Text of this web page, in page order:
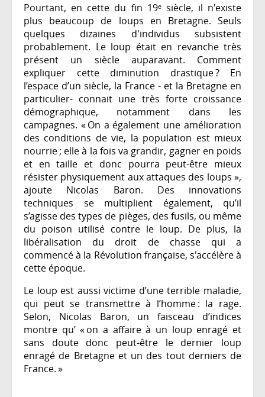
Pourtant, en cette du fin 19ᵉ siècle, il n'existe
plus beaucoup de loups en Bretagne. Seuls
quelques dizaines d'individus subsistent
probablement. Le loup était en revanche très
présent un siècle auparavant. Comment
expliquer cette diminution drastique ? En
l’espace d’un siècle, la France - et la Bretagne en
particulier- connait une très forte croissance
démographique, notamment dans les
campagnes. « On a également une amélioration
des conditions de vie, la population est mieux
nourrie ; elle à la fois va grandir, gagner en poids
et en taille et donc pourra peut-être mieux
résister physiquement aux attaques des loups »,
ajoute Nicolas Baron. Des innovations
techniques se multiplient également, qu’il
s’agisse des types de pièges, des fusils, ou même
du poison utilisé contre le loup. De plus, la
libéralisation du droit de chasse qui a
commencé à la Révolution française, s'accélère à
cette époque.
Le loup est aussi victime d’une terrible maladie,
qui peut se transmettre à l’homme : la rage.
Selon, Nicolas Baron, un faisceau d’indices
montre qu’ « on a affaire à un loup enragé et
sans doute donc peut-être le dernier loup
enragé de Bretagne et un des tout derniers de
France. »